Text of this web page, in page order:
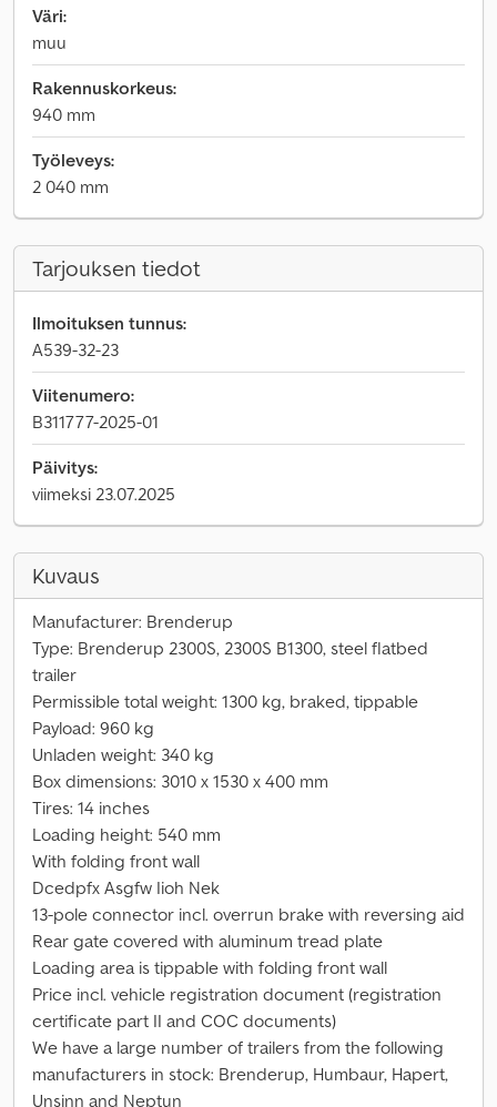
Väri:
muu
Rakennuskorkeus:
940 mm
Työleveys:
2 040 mm
Tarjouksen tiedot
Ilmoituksen tunnus:
A539-32-23
Viitenumero:
B311777-2025-01
Päivitys:
viimeksi 23.07.2025
Kuvaus
Manufacturer: Brenderup
Type: Brenderup 2300S, 2300S B1300, steel flatbed
trailer
Permissible total weight: 1300 kg, braked, tippable
Payload: 960 kg
Unladen weight: 340 kg
Box dimensions: 3010 x 1530 x 400 mm
Tires: 14 inches
Loading height: 540 mm
With folding front wall
Dcedpfx Asgfw Iioh Nek
13-pole connector incl. overrun brake with reversing aid
Rear gate covered with aluminum tread plate
Loading area is tippable with folding front wall
Price incl. vehicle registration document (registration
certificate part II and COC documents)
We have a large number of trailers from the following
manufacturers in stock: Brenderup, Humbaur, Hapert,
Unsinn and Neptun